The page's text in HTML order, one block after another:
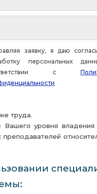
заявку, я даю
персональных
с
труда.
уровня